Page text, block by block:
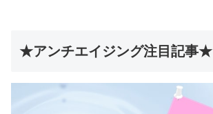
★アンチエイジング注目記事★